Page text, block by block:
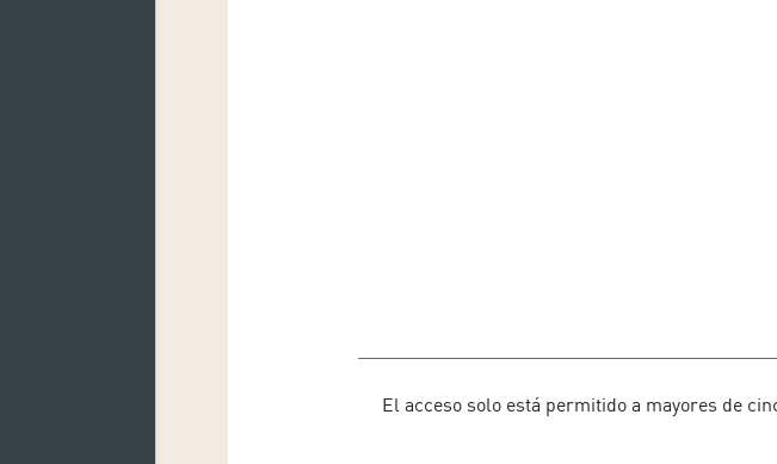
El acceso solo está permitido a mayores de